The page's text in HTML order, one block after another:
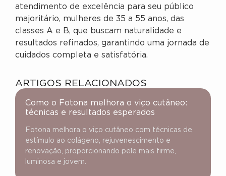
atendimento de excelência para seu público
majoritário, mulheres de 35 a 55 anos, das
classes A e B, que buscam naturalidade e
resultados refinados, garantindo uma jornada de
cuidados completa e satisfatória.
ARTIGOS RELACIONADOS
Como o Fotona melhora o viço cutâneo:
técnicas e resultados esperados
Fotona melhora o viço cutâneo com técnicas de
estímulo ao colágeno, rejuvenescimento e
renovação, proporcionando pele mais firme,
luminosa e jovem.